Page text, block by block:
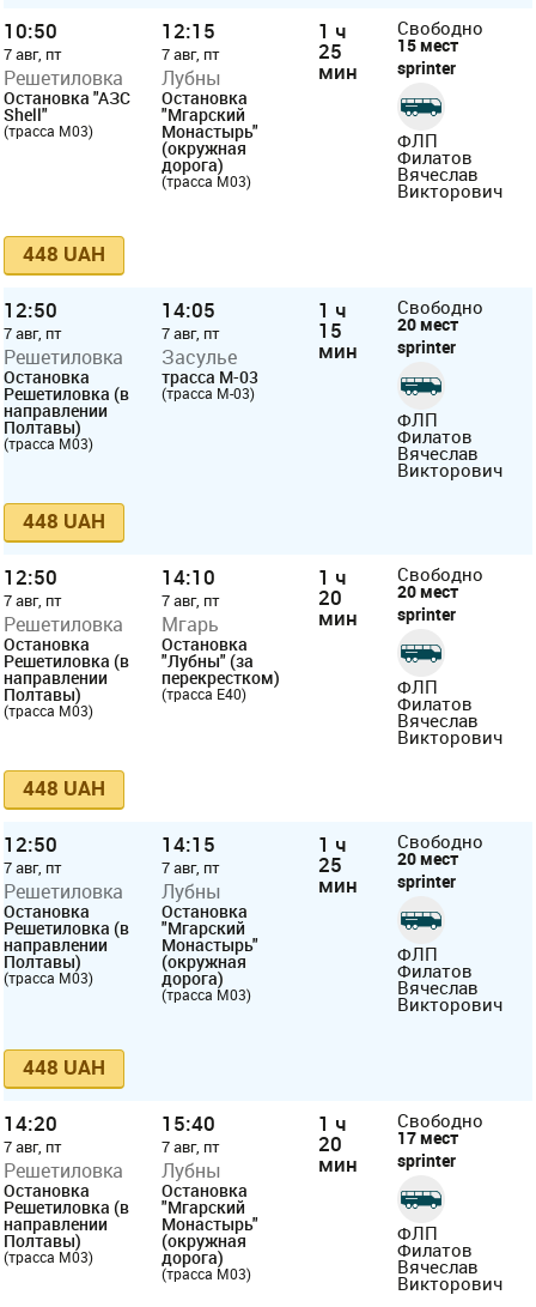
10:50
7 авг, пт
Решетиловка
Остановка "АЗС
Shell"
(трасса M03)
12:15
7 авг, пт
Лубны
Остановка
"Мгарский
Монастырь"
(окружная
дорога)
(трасса М03)
1 ч
25
мин
Свободно
15 мест
sprinter
ФЛП
Филатов
Вячеслав
Викторович
448 UAH
12:50
7 авг, пт
Решетиловка
Остановка
Решетиловка (в
направлении
Полтавы)
(трасса М03)
14:05
7 авг, пт
Засулье
трасса М-03
(трасса М-03)
1 ч
15
мин
Свободно
20 мест
sprinter
ФЛП
Филатов
Вячеслав
Викторович
448 UAH
12:50
7 авг, пт
Решетиловка
Остановка
Решетиловка (в
направлении
Полтавы)
(трасса М03)
14:10
7 авг, пт
Мгарь
Остановка
"Лубны" (за
перекрестком)
(трасса E40)
1 ч
20
мин
Свободно
20 мест
sprinter
ФЛП
Филатов
Вячеслав
Викторович
448 UAH
12:50
7 авг, пт
Решетиловка
Остановка
Решетиловка (в
направлении
Полтавы)
(трасса М03)
14:15
7 авг, пт
Лубны
Остановка
"Мгарский
Монастырь"
(окружная
дорога)
(трасса М03)
1 ч
25
мин
Свободно
20 мест
sprinter
ФЛП
Филатов
Вячеслав
Викторович
448 UAH
14:20
7 авг, пт
Решетиловка
Остановка
Решетиловка (в
направлении
Полтавы)
(трасса М03)
15:40
7 авг, пт
Лубны
Остановка
"Мгарский
Монастырь"
(окружная
дорога)
(трасса М03)
1 ч
20
мин
Свободно
17 мест
sprinter
ФЛП
Филатов
Вячеслав
Викторович